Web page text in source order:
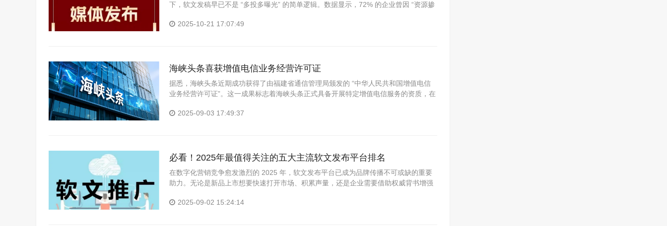
下，软文发稿早已不是 “多投多曝光” 的简单逻辑。数据显示，72% 的企业曾因 “资源掺
2025-10-21 17:07:49
海峡头条喜获增值电信业务经营许可证
据悉，海峡头条近期成功获得了由福建省通信管理局颁发的 “中华人民共和国增值电信
业务经营许可证”。这一成果标志着海峡头条正式具备开展特定增值电信服务的资质，在
电信...2025-09-03 17:49:37
必看！2025年最值得关注的五大主流软文发布平台排名
在数字化营销竞争愈发激烈的 2025 年，软文发布平台已成为品牌传播不可或缺的重要
助力。无论是新品上市想要快速打开市场、积累声量，还是企业需要借助权威背书增强
2025-09-02 15:24:14